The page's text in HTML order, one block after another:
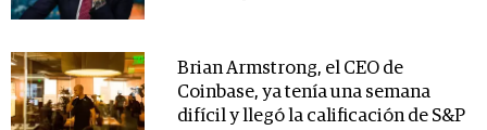
Brian Armstrong, el CEO de
Coinbase, ya tenía una semana
difícil y llegó la calificación de S&P